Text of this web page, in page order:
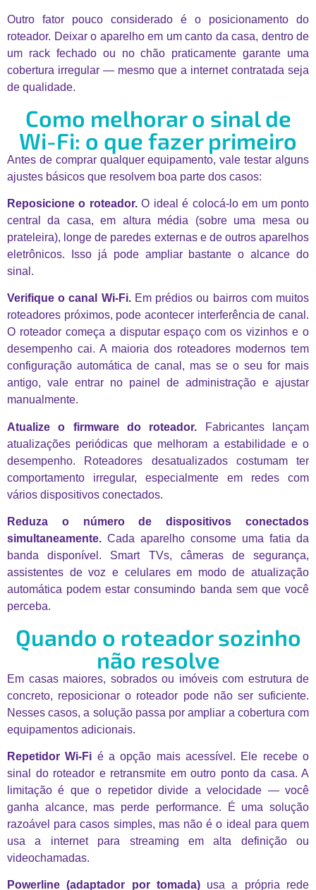
Outro fator pouco considerado é o posicionamento do
roteador. Deixar o aparelho em um canto da casa, dentro de
um rack fechado ou no chão praticamente garante uma
cobertura irregular — mesmo que a internet contratada seja
de qualidade.
Como melhorar o sinal de
Wi-Fi: o que fazer primeiro
Antes de comprar qualquer equipamento, vale testar alguns
ajustes básicos que resolvem boa parte dos casos:
Reposicione o roteador.O ideal é colocá-lo em um ponto
central da casa, em altura média (sobre uma mesa ou
prateleira), longe de paredes externas e de outros aparelhos
eletrônicos. Isso já pode ampliar bastante o alcance do
sinal.
Verifique o canal Wi-Fi.Em prédios ou bairros com muitos
roteadores próximos, pode acontecer interferência de canal.
O roteador começa a disputar espaço com os vizinhos e o
desempenho cai. A maioria dos roteadores modernos tem
configuração automática de canal, mas se o seu for mais
antigo, vale entrar no painel de administração e ajustar
manualmente.
Atualize o firmware do roteador. Fabricantes lançam
atualizações periódicas que melhoram a estabilidade e o
desempenho. Roteadores desatualizados costumam ter
comportamento irregular, especialmente em redes com
vários dispositivos conectados.
Reduza o número de dispositivos conectados
simultaneamente. Cada aparelho consome uma fatia da
banda disponível. Smart TVs, câmeras de segurança,
assistentes de voz e celulares em modo de atualização
automática podem estar consumindo banda sem que você
perceba.
Quando o roteador sozinho
não resolve
Em casas maiores, sobrados ou imóveis com estrutura de
concreto, reposicionar o roteador pode não ser suficiente.
Nesses casos, a solução passa por ampliar a cobertura com
equipamentos adicionais.
Repetidor Wi-Fi é a opção mais acessível. Ele recebe o
sinal do roteador e retransmite em outro ponto da casa. A
limitação é que o repetidor divide a velocidade — você
ganha alcance, mas perde performance. É uma solução
razoável para casos simples, mas não é o ideal para quem
usa a internet para streaming em alta definição ou
videochamadas.
Powerline (adaptador por tomada)usa a própria rede